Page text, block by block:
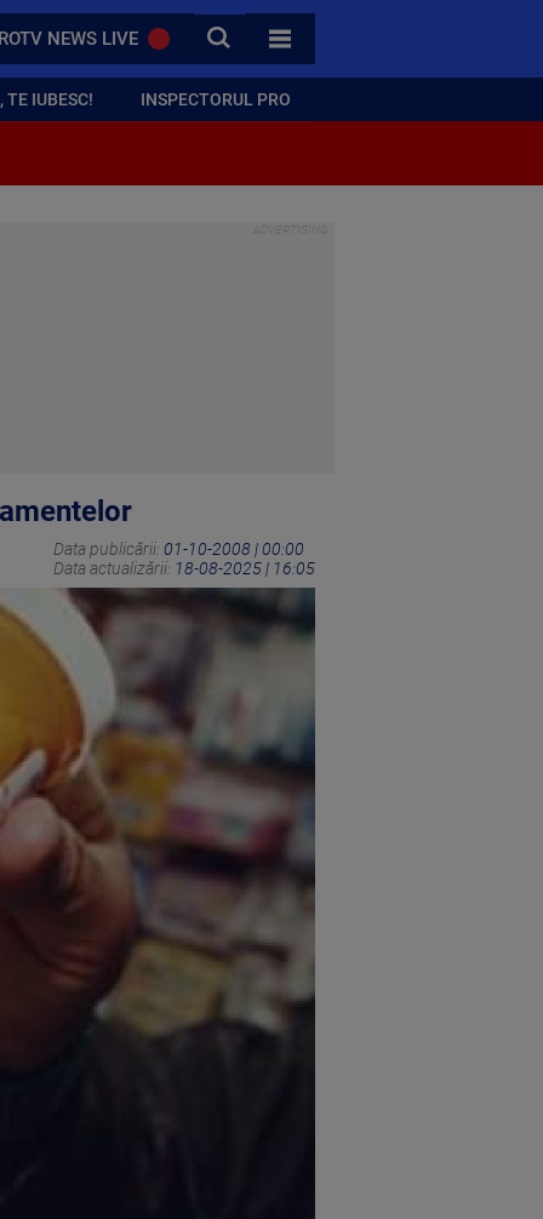
NEWS LIVE CAUTA
TOATE CATEGORIILE
TE IUBESC! INSPECTORUL PRO
Data publicării: 01-10-2008 | 00:00
Data actualizării: 18-08-2025 | 16:05